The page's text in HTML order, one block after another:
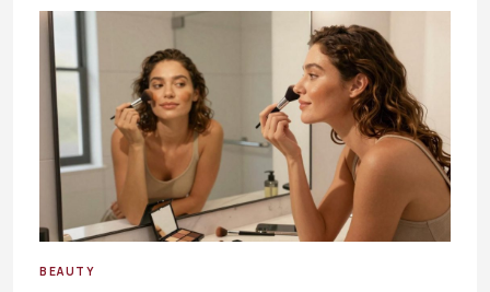
BEAUTY